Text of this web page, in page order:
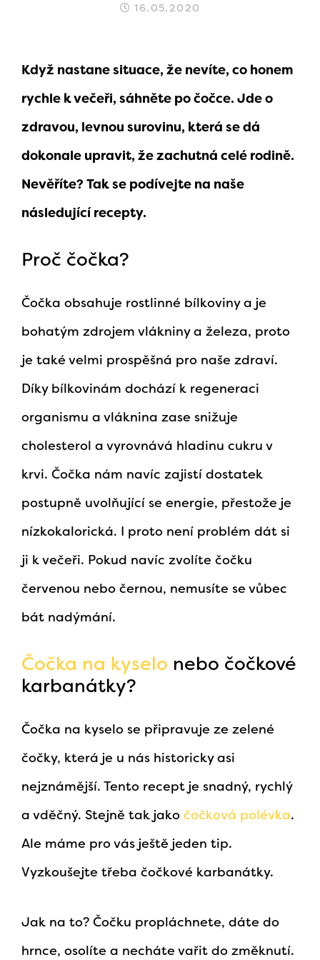
16.05.2020
Když nastane situace, že nevíte, co honem
rychle k večeři, sáhněte po čočce. Jde o
zdravou, levnou surovinu, která se dá
dokonale upravit, že zachutná celé rodině.
Nevěříte? Tak se podívejte na naše
následující recepty.
Proč čočka?
Čočka obsahuje rostlinné bílkoviny a je
bohatým zdrojem vlákniny a železa, proto
je také velmi prospěšná pro naše zdraví.
Díky bílkovinám dochází k regeneraci
organismu a vláknina zase snižuje
cholesterol a vyrovnává hladinu cukru v
krvi. Čočka nám navíc zajistí dostatek
postupně uvolňující se energie, přestože je
nízkokalorická. I proto není problém dát si
ji k večeři. Pokud navíc zvolíte čočku
červenou nebo černou, nemusíte se vůbec
bát nadýmání.
Čočka na kyselo nebo čočkové
karbanátky?
Čočka na kyselo se připravuje ze zelené
čočky, která je u nás historicky asi
nejznámější. Tento recept je snadný, rychlý
a vděčný. Stejně tak jako čočková polévka.
Ale máme pro vás ještě jeden tip.
Vyzkoušejte třeba čočkové karbanátky.
Jak na to? Čočku propláchnete, dáte do
hrnce, osolíte a necháte vařit do změknutí.